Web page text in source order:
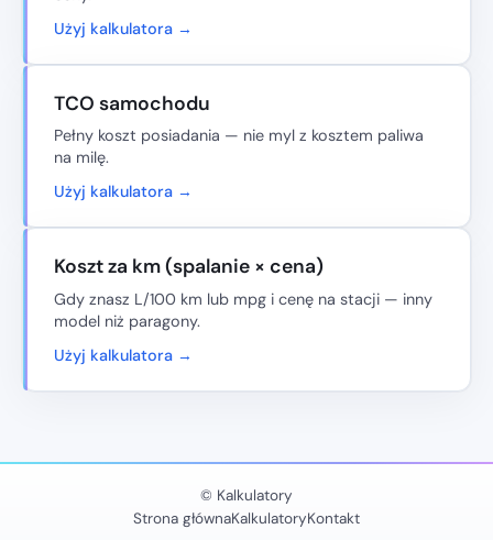
Użyj kalkulatora →
TCO samochodu
Pełny koszt posiadania — nie myl z kosztem paliwa
na milę.
Użyj kalkulatora →
Koszt za km (spalanie × cena)
Gdy znasz L/100 km lub mpg i cenę na stacji — inny
model niż paragony.
Użyj kalkulatora →
© Kalkulatory
Strona głównaKalkulatoryKontakt